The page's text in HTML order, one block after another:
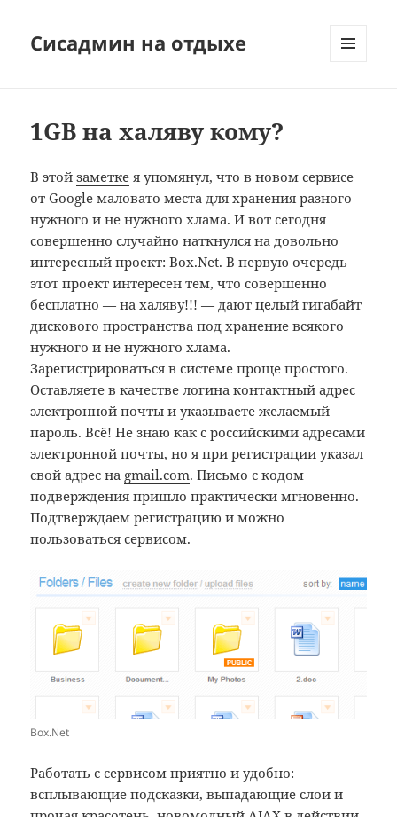
Сисадмин на отдыхе
1GB на халяву кому?
В этойзаметке я упомянул, что в новом сервисе
от Google маловато места для хранения разного
нужного и не нужного хлама. И вот сегодня
совершенно случайно наткнулся на довольно
интересный проект:Box.Net. В первую очередь
этот проект интересен тем, что совершенно
бесплатно — на халяву!!! — дают целый гигабайт
дискового пространства под хранение всякого
нужного и не нужного хлама.
Зарегистрироваться в системе проще простого.
Оставляете в качестве логина контактный адрес
электронной почты и указываете желаемый
пароль. Всё! Не знаю как с российскими адресами
электронной почты, но я при регистрации указал
свой адрес на gmail.com. Письмо с кодом
подверждения пришло практически мгновенно.
Подтверждаем регистрацию и можно
пользоваться сервисом.
Box.Net
Работать с сервисом приятно и удобно:
всплывающие подсказки, выпадающие слои и